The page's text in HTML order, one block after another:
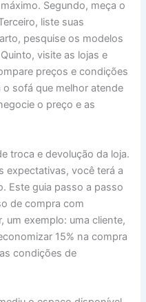
Segundo, meça o
liste suas
pesquise os modelos
visite as lojas e
preços e condições
sofá que melhor atende
o preço e as
troca e devolução da loja.
expectativas, você terá a
Este guia passo a passo
de compra com
um exemplo: uma cliente,
15% na compra
condições de